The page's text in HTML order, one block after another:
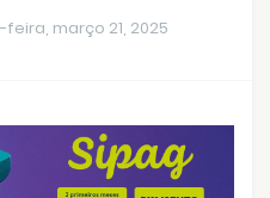
março 21, 2025